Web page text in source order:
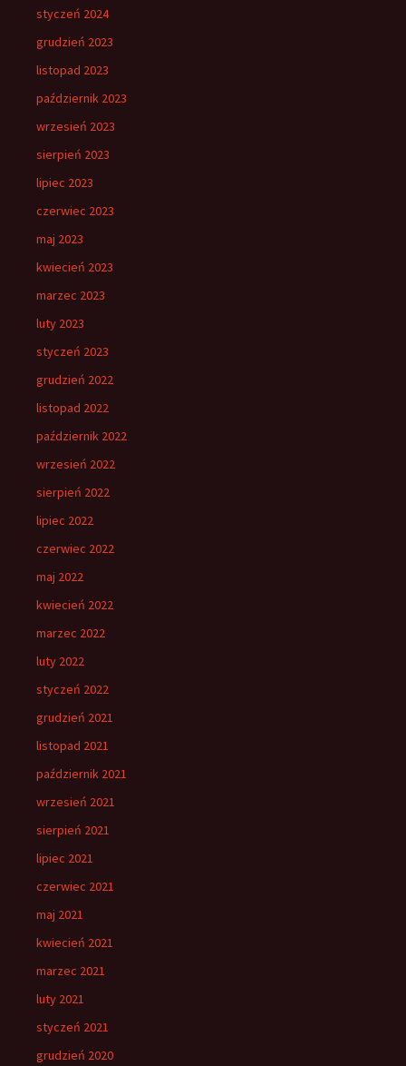
styczeń 2024
grudzień 2023
listopad 2023
październik 2023
wrzesień 2023
sierpień 2023
lipiec 2023
czerwiec 2023
maj 2023
kwiecień 2023
marzec 2023
luty 2023
styczeń 2023
grudzień 2022
listopad 2022
październik 2022
wrzesień 2022
sierpień 2022
lipiec 2022
czerwiec 2022
maj 2022
kwiecień 2022
marzec 2022
luty 2022
styczeń 2022
grudzień 2021
listopad 2021
październik 2021
wrzesień 2021
sierpień 2021
lipiec 2021
czerwiec 2021
maj 2021
kwiecień 2021
marzec 2021
luty 2021
styczeń 2021
grudzień 2020